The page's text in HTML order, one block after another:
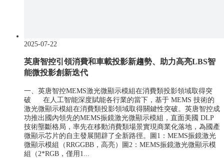
2025-07-22
英唐智控引領消費和車載投影新趨勢、助力高亮LBS智
能微投影創新迭代
一、英唐智控MEMS激光微顯示模組在消費類投影領域取得突
破 在人工智能深度賦能各行業的當下，基于 MEMS 技術的
激光微顯示模組在消費類投影領域取得關鍵性突破。英唐智控成
功推出國內領先的MEMS振鏡激光微顯示模組，直面美國 DLP
技術壟斷格局，率先在移動消費類場景實現商業化落地，為國產
微顯示芯片的自主發展開辟了全新路徑。圖1：MEMS振鏡激光
微顯示模組（RRGGBB，高亮）圖2：MEMS振鏡激光微顯示模
組（2*RGB，僅用1...